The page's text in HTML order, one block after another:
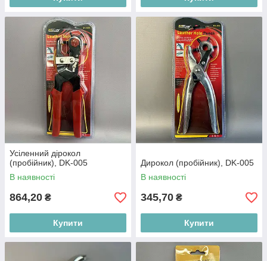
Усіленний дірокол
(пробійник), DK-005
В наявності
864,20 ₴
Купити
Дирокол (пробійник), DK-005
В наявності
345,70 ₴
Купити